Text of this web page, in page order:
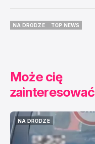
NA DRODZE
TOP NEWS
Może cię
zainteresować
NA DRODZE
NA DRODZE